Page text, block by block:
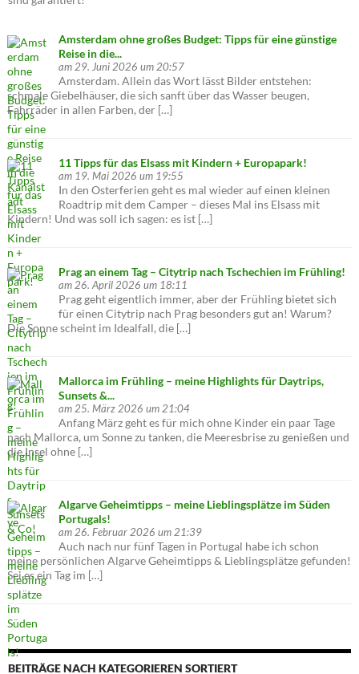
Amsterdam ohne großes Budget: Tipps für eine günstige
Reise in die...
am 29. Juni 2026 um 20:57
Amsterdam. Allein das Wort lässt Bilder entstehen:
schmale Giebelhäuser, die sich sanft über das Wasser beugen,
Fahrräder in allen Farben, der […]
11 Tipps für das Elsass mit Kindern + Europapark!
am 19. Mai 2026 um 19:55
In den Osterferien geht es mal wieder auf einen kleinen
Roadtrip mit dem Camper – dieses Mal ins Elsass mit
Kindern! Und was soll ich sagen: es ist […]
Prag an einem Tag – Citytrip nach Tschechien im Frühling!
am 26. April 2026 um 18:11
Prag geht eigentlich immer, aber der Frühling bietet sich
für einen Citytrip nach Prag besonders gut an! Warum?
Die Sonne scheint im Idealfall, die […]
Mallorca im Frühling – meine Highlights für Daytrips,
Sunsets &...
am 25. März 2026 um 21:04
Anfang März geht es für mich ohne Kinder ein paar Tage
nach Mallorca, um Sonne zu tanken, die Meeresbrise zu genießen und
die Insel ohne […]
Algarve Geheimtipps – meine Lieblingsplätze im Süden
Portugals!
am 26. Februar 2026 um 21:39
Auch nach nur fünf Tagen in Portugal habe ich schon
meine persönlichen Algarve Geheimtipps & Lieblingsplätze gefunden!
Sei es ein Tag im […]
BEITRÄGE NACH KATEGORIEREN SORTIERT